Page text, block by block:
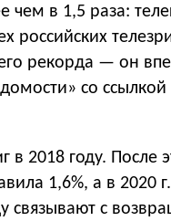
чем в 1,5 раза:
российских
рекорда — он
со ссылкой
2018 году. После
1,6%, а в 2020
связывают с